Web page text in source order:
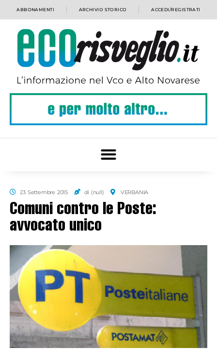
ABBONAMENTI ARCHIVIO STORICO ACCEDI/REGISTRATI
23 Settembre 2015 di (null) VERBANIA
Comuni contro le Poste:
avvocato unico